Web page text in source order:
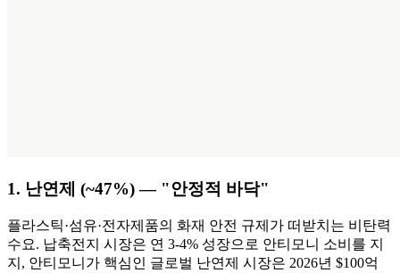
1. 난연제 (~47%) — "안정적 바닥"
플라스틱·섬유·전자제품의 화재 안전 규제가 떠받치는 비탄력
수요. 납축전지 시장은 연 3-4% 성장으로 안티모니 소비를 지
지, 안티모니가 핵심인 글로벌 난연제 시장은 2026년 $100억